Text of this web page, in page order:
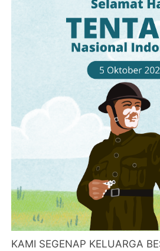
KAMI SEGENAP KELUARGA